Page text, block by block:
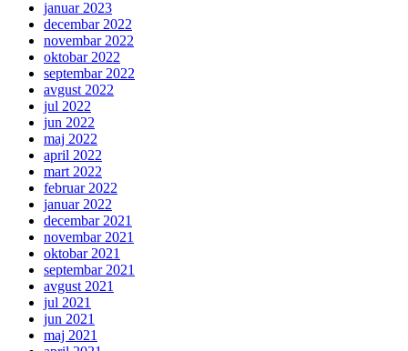
januar 2023
decembar 2022
novembar 2022
oktobar 2022
septembar 2022
avgust 2022
jul 2022
jun 2022
maj 2022
april 2022
mart 2022
februar 2022
januar 2022
decembar 2021
novembar 2021
oktobar 2021
septembar 2021
avgust 2021
jul 2021
jun 2021
maj 2021